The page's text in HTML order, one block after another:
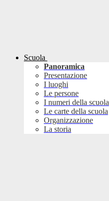
Scuola
Panoramica
Presentazione
I luoghi
Le persone
I numeri della scuola
Le carte della scuola
Organizzazione
La storia